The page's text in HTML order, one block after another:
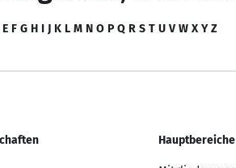
E F G H I J K L M N O P Q R S T U V W X Y Z
Hauptbereiche